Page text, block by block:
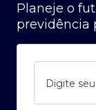
Planeje o
previdência
Digite